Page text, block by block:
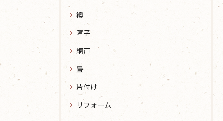
襖
障子
網戸
畳
片付け
リフォーム